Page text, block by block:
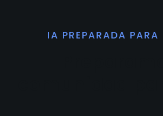
IA PREPARADA PARA